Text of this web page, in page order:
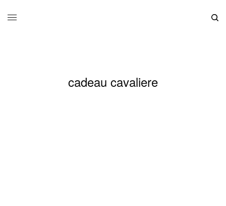
cadeau cavaliere